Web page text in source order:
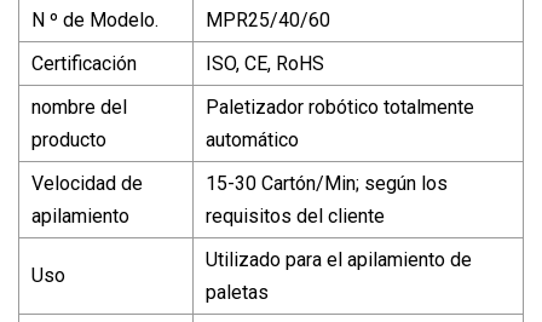
N º de Modelo.
MPR25/40/60
Certificación
ISO, CE, RoHS
nombre del
producto
Paletizador robótico totalmente
automático
Velocidad de
apilamiento
15-30 Cartón/Min; según los
requisitos del cliente
Uso
Utilizado para el apilamiento de
paletas